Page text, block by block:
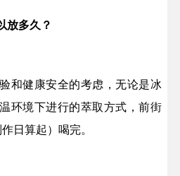
放多久？
和健康安全的考虑，无论是冰
环境下进行的萃取方式，前街
日算起）喝完。